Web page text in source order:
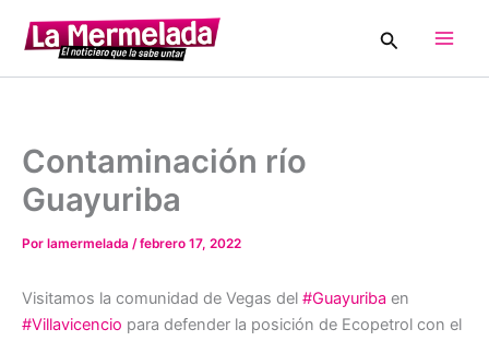
contenido
Buscar
Contaminación río
Guayuriba
Por lamermelada /febrero 17, 2022
Visitamos la comunidad de Vegas del #Guayuriba en
#Villavicencio para defender la posición de Ecopetrol con el